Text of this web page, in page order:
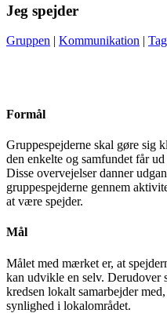
Jeg spejder
Gruppen | Kommunikation |
Formål
Gruppespejderne skal gøre sig
den enkelte og samfundet får
Disse overvejelser danner
gruppespejderne gennem
at være spejder.
Mål
Målet med mærket er, at
kan udvikle en selv. Derudover
kredsen lokalt samarbejder
synlighed i lokalområdet.